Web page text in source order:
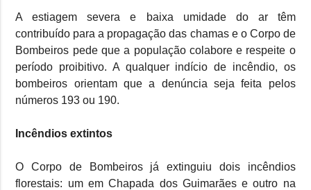
A estiagem severa e baixa umidade do ar têm
contribuído para a propagação das chamas e o Corpo de
Bombeiros pede que a população colabore e respeite o
período proibitivo. A qualquer indício de incêndio, os
bombeiros orientam que a denúncia seja feita pelos
números 193 ou 190.
Incêndios extintos
O Corpo de Bombeiros já extinguiu dois incêndios
florestais: um em Chapada dos Guimarães e outro na